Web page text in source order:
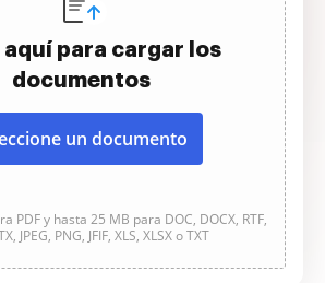
aquí para cargar los
documentos
un documento
PDF y hasta 25 MB para DOC, DOCX, RTF,
JPEG, PNG, JFIF, XLS, XLSX o TXT